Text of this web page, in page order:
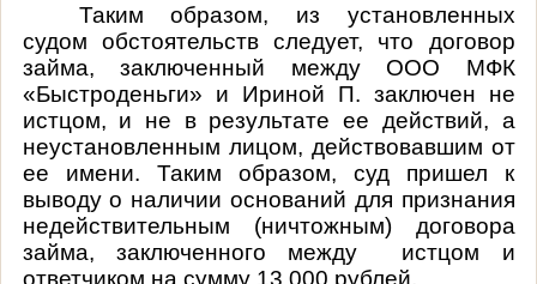
Таким образом, из установленных
судом обстоятельств следует, что договор
займа, заключенный между ООО МФК
«Быстроденьги» и Ириной П. заключен не
истцом, и не в результате ее действий, а
неустановленным лицом, действовавшим от
ее имени. Таким образом, суд пришел к
выводу о наличии оснований для признания
недействительным (ничтожным) договора
займа, заключенного между
истцом и
ответчиком на сумму 13 000 рублей.